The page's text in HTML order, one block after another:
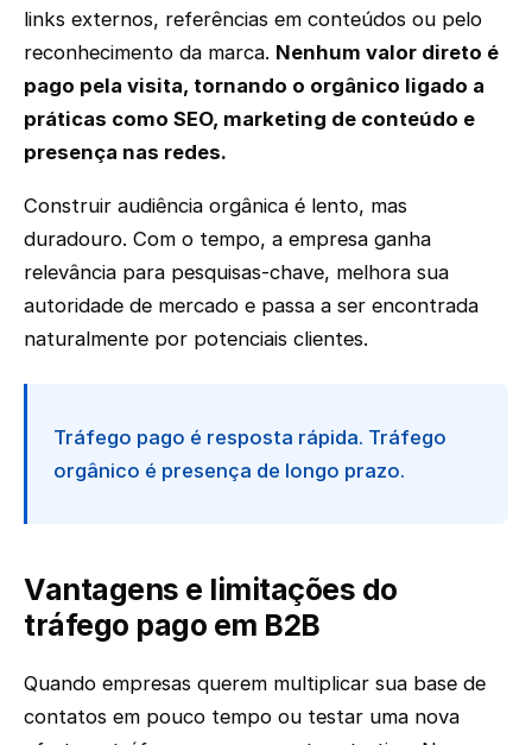
links externos, referências em conteúdos ou pelo
reconhecimento da marca. Nenhum valor direto é
pago pela visita, tornando o orgânico ligado a
práticas como SEO, marketing de conteúdo e
presença nas redes.
Construir audiência orgânica é lento, mas
duradouro. Com o tempo, a empresa ganha
relevância para pesquisas-chave, melhora sua
autoridade de mercado e passa a ser encontrada
naturalmente por potenciais clientes.
Tráfego pago é resposta rápida. Tráfego
orgânico é presença de longo prazo.
Vantagens e limitações do
tráfego pago em B2B
Quando empresas querem multiplicar sua base de
contatos em pouco tempo ou testar uma nova